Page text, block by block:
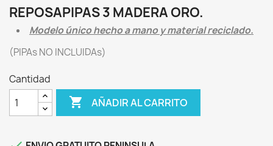
REPOSAPIPAS 3 MADERA ORO.
Modelo único hecho a mano y material reciclado.
(PIPAs NO INCLUIDAs)
Cantidad
 AÑADIR AL CARRITO